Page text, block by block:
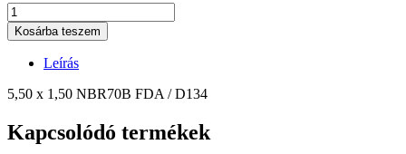
5,50
x
1,50
NBR70B
/
mennyiség
Kosárba teszem
Leírás
5,50 x 1,50 NBR70B FDA / D134
Kapcsolódó termékek